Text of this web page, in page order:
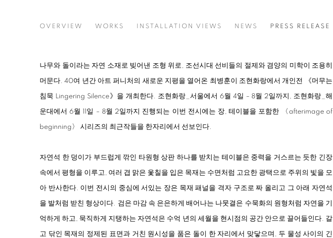
LINGERING SILENCE
OVERVIEW WORKS INSTALLATION VIEWS NEWS PRESS RELEASE
나무와 돌이라는 자연 소재로 빚어낸 조형 위로, 조선시대 선비들의 절제와 겸양의 미학이 조용히
머문다. 40여 년간 아트 퍼니처의 새로운 지평을 열어온 최병훈이 조현화랑에서 개인전 《머무는
침묵 Lingering Silence》을 개최한다. 조현화랑_서울에서 6월 4일 – 8월 2일까지, 조현화랑_해
운대에서 6월 11일 – 8월 2일까지 진행되는 이번 전시에는 장, 테이블을 포함한 〈afterimage of
beginning〉 시리즈의 최근작들을 한자리에서 선보인다.
자연석 한 덩이가 부드럽게 깎인 타원형 상판 하나를 받치는 테이블은 중력을 거스르는 듯한 긴장
속에서 평형을 이루고, 여러 겹 맑은 옻칠을 입은 목재는 수면처럼 고요한 광택으로 주위의 빛을 모
아 반사한다. 이번 전시의 중심에 서있는 장은 목재 패널을 격자 구조로 짜 올리고 그 아래 자연석
을 발처럼 받친 형상이다. 검은 마감 속 은은하게 배어나는 나뭇결은 수묵화의 원형처럼 자연을 기
억하게 하고, 묵직하게 지탱하는 자연석은 수억 년의 세월을 현시점의 공간 안으로 끌어들인다. 갈
고 닦인 목재의 정제된 표면과 거친 원시성을 품은 돌이 한 자리에서 맞닿으며, 두 물성 사이의 긴